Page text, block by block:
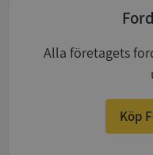
Alla företagets
Köp